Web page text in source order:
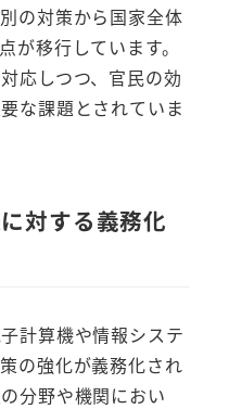
の対策から国家全体
が移行しています。
応しつつ、官民の効
な課題とされていま
対する義務化
計算機や情報システ
の強化が義務化され
分野や機関におい